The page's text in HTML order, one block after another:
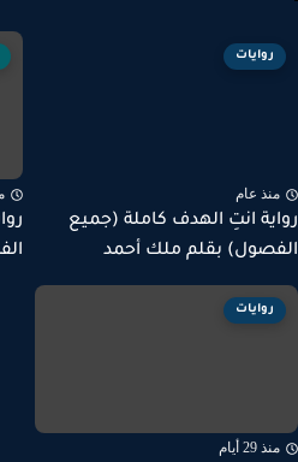
روايات
عام
انتِ الهدف كاملة (جميع
بقلم ملك أحمد
منذ
روايات
29 أيام